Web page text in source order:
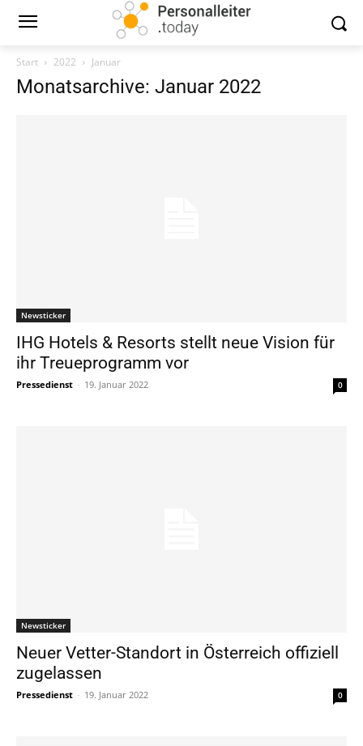
Start 2022 Januar
Monatsarchive: Januar 2022
Newsticker
IHG Hotels & Resorts stellt neue Vision für
ihr Treueprogramm vor
Pressedienst - 19. Januar 2022 0
Newsticker
Neuer Vetter-Standort in Österreich offiziell
zugelassen
Pressedienst - 19. Januar 2022 0